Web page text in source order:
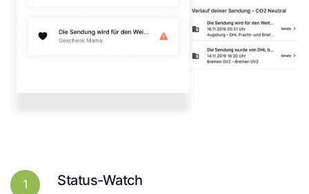
1 Status-Watch